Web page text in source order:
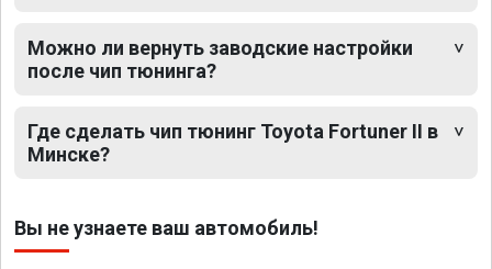
Можно ли вернуть заводские настройки
после чип тюнинга?
Где сделать чип тюнинг Toyota Fortuner II в
Минске?
Вы не узнаете ваш автомобиль!